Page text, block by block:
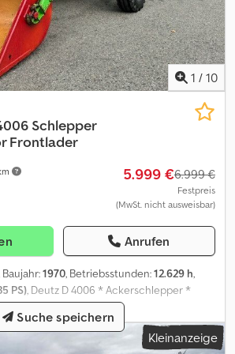
1 / 10
Schlepper
Frontlader
5.999 €6.999 €
Festpreis
(MwSt. nicht ausweisbar)
Anrufen
Baujahr:1970, Betriebsstunden:12.629 h,
PS), Deutz D 4006 * Ackerschlepper *
* Frontlader * Schaufel * BJ: ca. 1970
x 1.540 mm x 2.280 mm * .: 3200 kg *
kg * Modelreihe: D-Reihe * Modell: D 4006 *
Kleinanzeige
Suche speichern